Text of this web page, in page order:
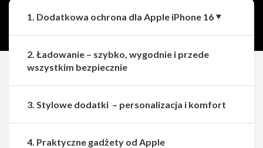
1. Dodatkowa ochrona dla Apple iPhone 16
2. Ładowanie – szybko, wygodnie i przede
wszystkim bezpiecznie
3. Stylowe dodatki – personalizacja i komfort
4. Praktyczne gadżety od Apple